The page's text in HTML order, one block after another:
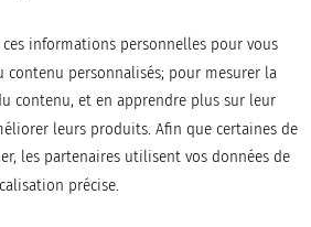
informations personnelles pour vous
personnalisés; pour mesurer la
contenu, et en apprendre plus sur leur
leurs produits. Afin que certaines de
les partenaires utilisent vos données de
précise.